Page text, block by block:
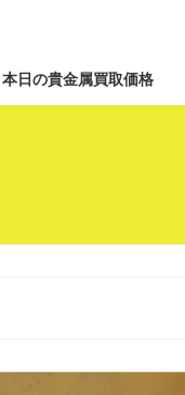
本日の貴金属買取価格